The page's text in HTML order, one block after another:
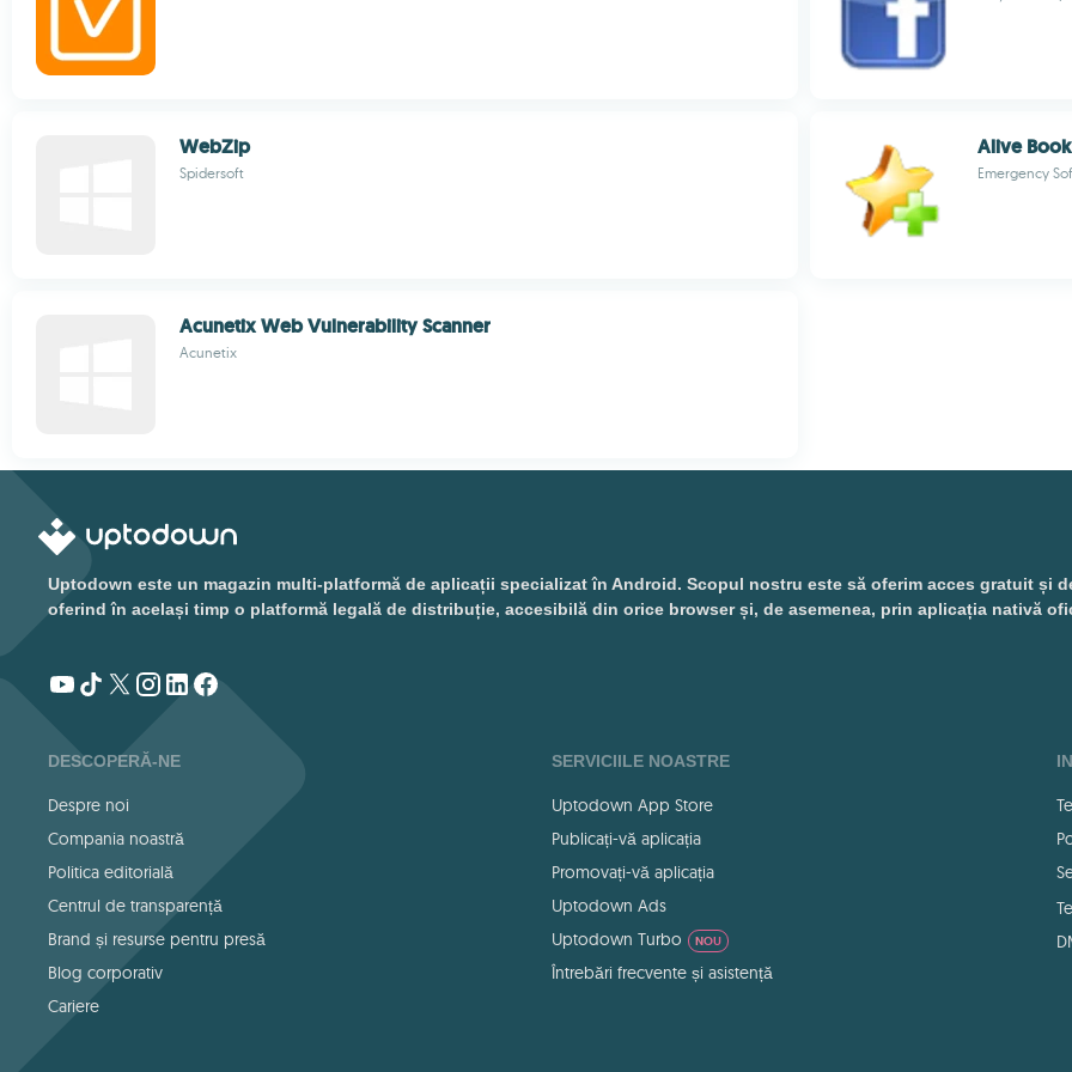
WebZip
Spidersoft
Alive
Emergency
Acunetix Web Vulnerability Scanner
Acunetix
Uptodown este un magazin multi-platformă de aplicații specializat în Android. Scopul nostru este să oferim acces gratuit și
oferind în același timp o platformă legală de distribuție, accesibilă din orice browser și, de asemenea, prin aplicația nativă
DESCOPERĂ-NE
Despre noi
Compania noastră
Politica editorială
Centrul de transparență
Brand și resurse pentru presă
Blog corporativ
Cariere
SERVICIILE NOASTRE
Uptodown App Store
Publicați-vă aplicația
Promovați-vă aplicația
Uptodown Ads
Uptodown Turbo
NOU
Întrebări frecvente și asistență